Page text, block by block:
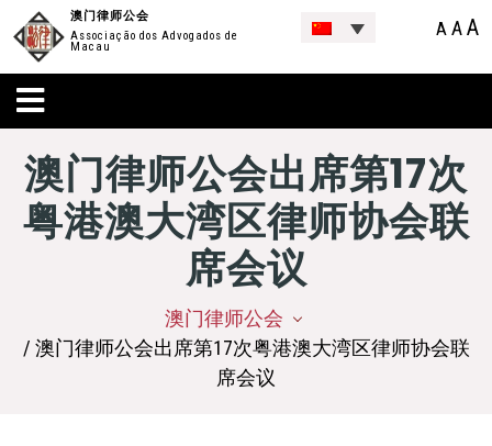
澳门律师公会
Associação dos Advogados de
Macau
A AA
澳门律师公会出席第17次
粤港澳大湾区律师协会联
席会议
澳门律师公会
/ 澳门律师公会出席第17次粤港澳大湾区律师协会联
席会议